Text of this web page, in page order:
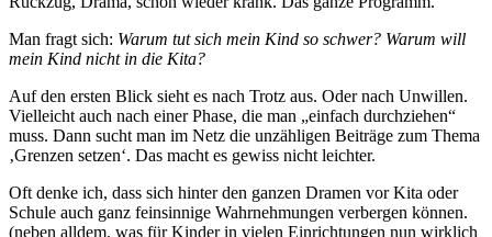
Man fragt sich: Warum tut sich mein Kind so schwer? Warum will
mein Kind nicht in die Kita?
Auf den ersten Blick sieht es nach Trotz aus. Oder nach Unwillen.
Vielleicht auch nach einer Phase, die man „einfach durchziehen“
muss. Dann sucht man im Netz die unzähligen Beiträge zum Thema
‚Grenzen setzen‘. Das macht es gewiss nicht leichter.
Oft denke ich, dass sich hinter den ganzen Dramen vor Kita oder
Schule auch ganz feinsinnige Wahrnehmungen verbergen können.
(neben alldem, was für Kinder in vielen Einrichtungen nun wirklich